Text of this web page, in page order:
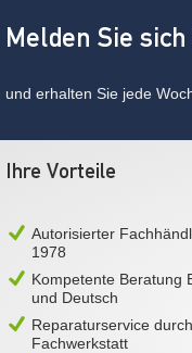
Melden Sie
und erhalten Sie jede
Ihre Vorteile
Autorisierter
1978
Kompetente Beratung
und Deutsch
Reparaturservice
Fachwerkstatt